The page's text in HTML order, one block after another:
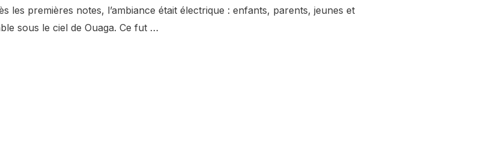
premières notes, l’ambiance était électrique : enfants, parents, jeunes et
sous le ciel de Ouaga. Ce fut …